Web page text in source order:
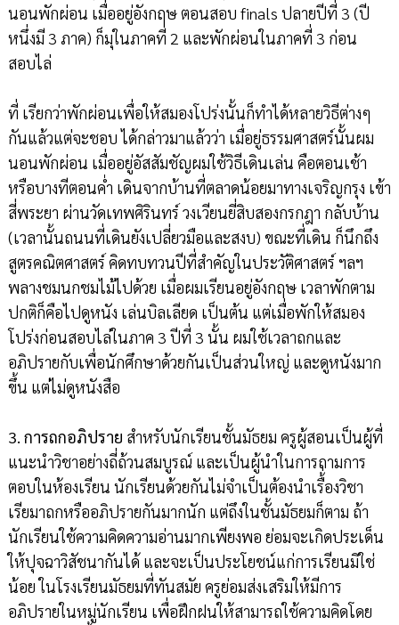
นอนพักผ่อน เมื่ออยู่อังกฤษ ตอนสอบ finals ปลายปีที่ 3 (ปี
หนึ่งมี 3 ภาค) ก็มุในภาคที่ 2 และพักผ่อนในภาคที่ 3 ก่อน
สอบไล่
ที่ เรียกว่าพักผ่อนเพื่อให้สมองโปร่งนั้นก็ทำได้หลายวิธีต่างๆ
กันแล้วแต่จะชอบ ได้กล่าวมาแล้วว่า เมื่อยู่ธรรมศาสตร์นั้นผม
นอนพักผ่อน เมื่ออยู่อัสสัมชัญผมใช้วิธีเดินเล่น คือตอนเช้า
หรือบางทีตอนค่ำ เดินจากบ้านที่ตลาดน้อยมาทางเจริญกรุง เข้า
สี่พระยา ผ่านวัดเทพศิรินทร์ วงเวียนยี่สิบสองกรกฎา กลับบ้าน
(เวลานั้นถนนที่เดินยังเปลี่ยวมือและสงบ) ขณะที่เดิน ก็นึกถึง
สูตรคณิตศาสตร์ คิดทบทวนปีที่สำคัญในประวัติศาสตร์ ฯลฯ
พลางชมนกชมไม้ไปด้วย เมื่อผมเรียนอยู่อังกฤษ เวลาพักตาม
ปกติก็คือไปดูหนัง เล่นบิลเลียด เป็นต้น แต่เมื่อพักให้สมอง
โปร่งก่อนสอบไล่ในภาค 3 ปีที่ 3 นั้น ผมใช้เวลาถกและ
อภิปรายกับเพื่อนักศึกษาด้วยกันเป็นส่วนใหญ่ และดูหนังมาก
ขึ้น แต่ไม่ดูหนังสือ
3. การถกอภิปราย สำหรับนักเรียนชั้นมัธยม ครูผู้สอนเป็นผู้ที่
แนะนำวิชาอย่างถี่ถ้วนสมบูรณ์ และเป็นผู้นำในการถามการ
ตอบในห้องเรียน นักเรียนด้วยกันไม่จำเป็นต้องนำเรื้่องวิชา
เรียมาถกหรืออภิปรายกันมากนัก แต่ถึงในชั้นมัธยมก็ตาม ถ้า
นักเรียนใช้ความคิดความอ่านมากเพียงพอ ย่อมจะเกิดประเด็น
ให้ปุจฉาวิสัชนากันได้ และจะเป็นประโยชน์แก่การเรียนมิใช่
น้อย ในโรงเรียนมัธยมที่ทันสมัย ครูย่อมส่งเสริมให้มีการ
อภิปรายในหมู่นักเรียน เพื่อฝึกฝนให้สามารถใช้ความคิดโดย